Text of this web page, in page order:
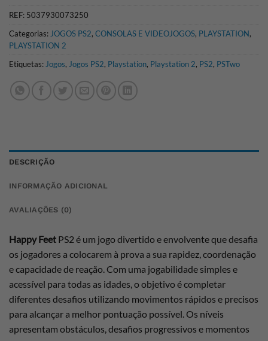
REF: 5037930073250
Categorias:JOGOS PS2, CONSOLAS E VIDEOJOGOS, PLAYSTATION,
PLAYSTATION 2
Etiquetas:Jogos, Jogos PS2, Playstation, Playstation 2, PS2, PSTwo
DESCRIÇÃO
INFORMAÇÃO ADICIONAL
AVALIAÇÕES (0)
Happy Feet PS2 é um jogo divertido e envolvente que desafia
os jogadores a colocarem à prova a sua rapidez, coordenação
e capacidade de reação. Com uma jogabilidade simples e
acessível para todas as idades, o objetivo é completar
diferentes desafios utilizando movimentos rápidos e precisos
para alcançar a melhor pontuação possível. Os níveis
apresentam obstáculos, desafios progressivos e momentos